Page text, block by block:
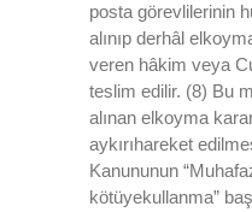
posta görevlilerinin
alınıp derhâl
veren hâkim veya
teslim edilir. (8) Bu
alınan elkoyma
aykırıhareket
Kanununun
kötüyekullanma”